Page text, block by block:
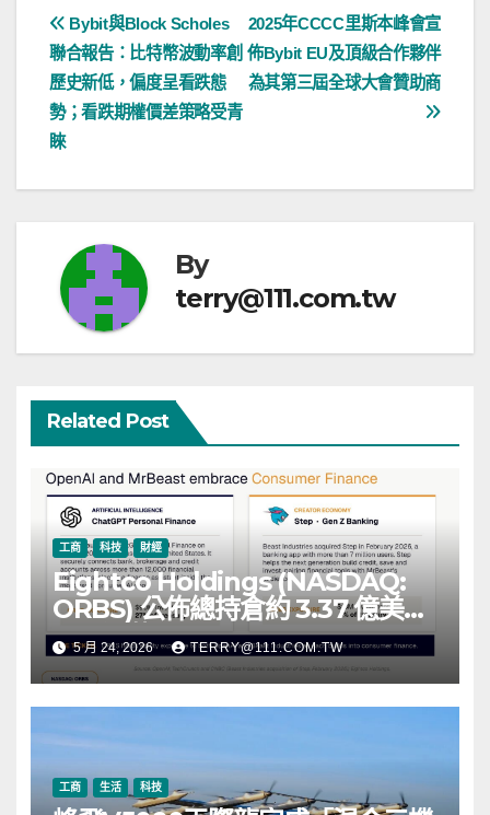
文
章
導
覽
2025年CCCC里斯本峰會宣
佈Bybit EU及頂級合作夥伴
為其第三屆全球大會贊助商
Bybit與Block Scholes
聯合報告：比特幣波動率創
歷史新低，偏度呈看跌態
勢；看跌期權價差策略受青
睞
By
terry@111.com.tw
Related Post
工商 科技 財經
Eightco Holdings (NASDAQ:
ORBS) 公佈總持倉約 3.37 億美
元，涵蓋 OpenAI、Beast
Industries、超過 11,000 枚以太
幣 (ETH) 及逾 2.83 億枚 WLD 代
5 月 24, 2026 TERRY@111.COM.TW
工商 生活 科技